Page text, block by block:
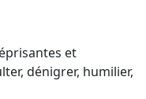
et
dénigrer, humilier,